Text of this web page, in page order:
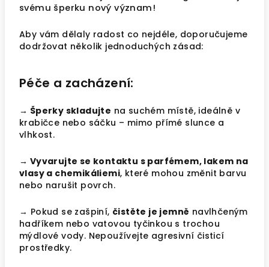
svému šperku nový význam!
Aby vám dělaly radost co nejdéle, doporučujeme
dodržovat několik jednoduchých zásad:
Péče a zacházení:
→ Šperky skladujte na suchém místě, ideálně v
krabičce nebo sáčku – mimo přímé slunce a
vlhkost.
→ Vyvarujte se kontaktu s parfémem, lakem na
vlasy a chemikáliemi, které mohou změnit barvu
nebo narušit povrch.
→ Pokud se zašpiní, čistěte je jemně navlhčeným
hadříkem nebo vatovou tyčinkou s trochou
mýdlové vody. Nepoužívejte agresivní čisticí
prostředky.